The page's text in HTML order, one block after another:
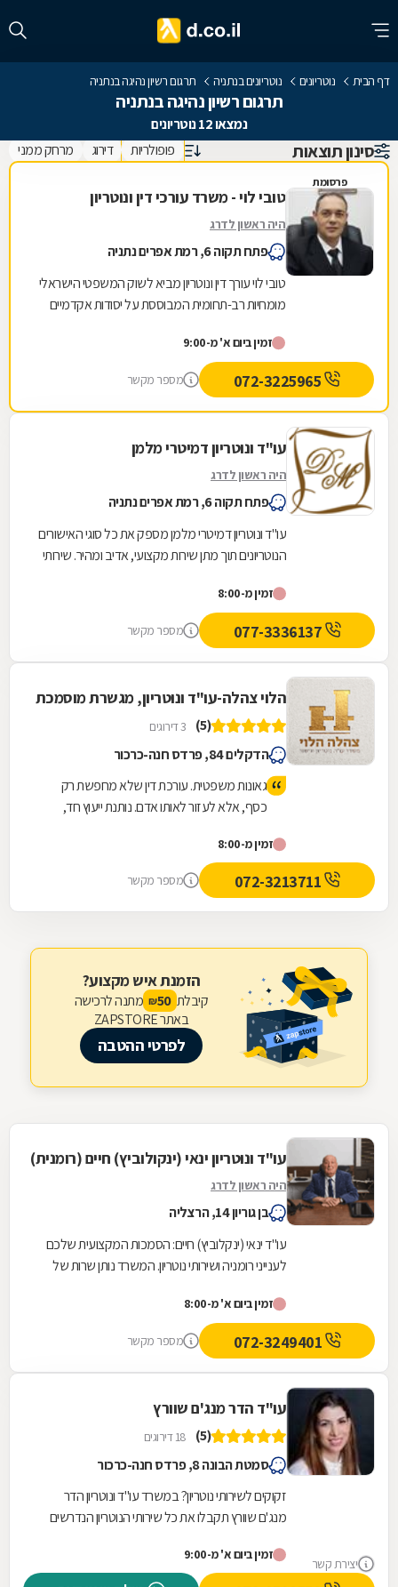
דף הבית נוטריונים נוטריונים בנתניה תרגום רשיון נהיגה בנתניה
תרגום רשיון נהיגה בנתניה
נמצאו 12 נוטריונים
סינון תוצאות פופולריות דירוג מרחק ממני
פרסומת
טובי לוי - משרד עורכי דין ונוטריון
היה ראשון לדרג
פתח תקוה 6, רמת אפרים נתניה
טובי לוי עורך דין ונוטריון מביא לשוק המשפטי הישראלי
מומחיות רב-תחומית המבוססת על יסודות אקדמיים
זמין ביום א' מ-9:00
מספר מקשר
עו"ד ונוטריון דמיטרי מלמן
היה ראשון לדרג
פתח תקוה 6, רמת אפרים נתניה
עו"ד ונוטריון דמיטרי מלמן מספק את כל סוגי האישורים
הנוטריונים תוך מתן שירות מקצועי, אדיב ומהיר. שירותי
זמין מ-8:00
מספר מקשר
הלוי צהלה-עו"ד ונוטריון, מגשרת מוסמכת
(5) 3 דירוגים
הדקלים 84, פרדס חנה-כרכור
גאונות משפטית. עורכת דין שלא מחפשת רק
כסף, אלא לעזור לאותו אדם. נותנת ייעוץ חד,
ממליצה בחום ! אין כמוה :)
זמין מ-8:00
מספר מקשר
הזמנת איש מקצוע?
קיבלת 50
₪ מתנה לרכישה
באתר ZAPSTORE
לפרטי ההטבה
עו"ד ונוטריון ינאי (ינקולוביץ) חיים (רומנית)
היה ראשון לדרג
בן גוריון 14, הרצליה
עו"ד ינאי (ינקלוביץ) חיים: הסמכות המקצועית שלכם
לענייני רומניה ושירותי נוטריון. המשרד נותן שרות של
זמין ביום א' מ-8:00
מספר מקשר
יצירת קשר
עו"ד הדר מנג'ם שוורץ
(5) 18 דירוגים
סמטת הבונה 8, פרדס חנה-כרכור
זקוקים לשירותי נוטריון? במשרד עו"ד ונוטריון הדר
מנג'ם שוורץ תקבלו את כל שירותי הנוטריון הנדרשים
חנה...זמין ביום א' מ-9:00